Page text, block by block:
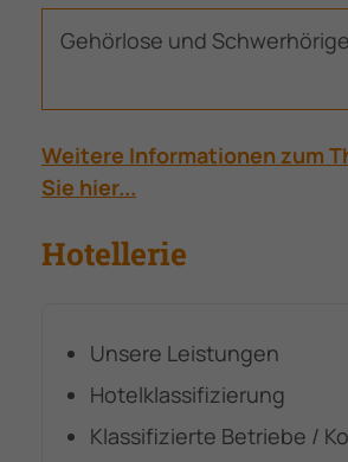
Gehörlose und
Weitere Informationen zum
Sie hier...
Hotellerie
Unsere Leistungen
Hotelklassifizierung
Klassifizierte Betriebe /